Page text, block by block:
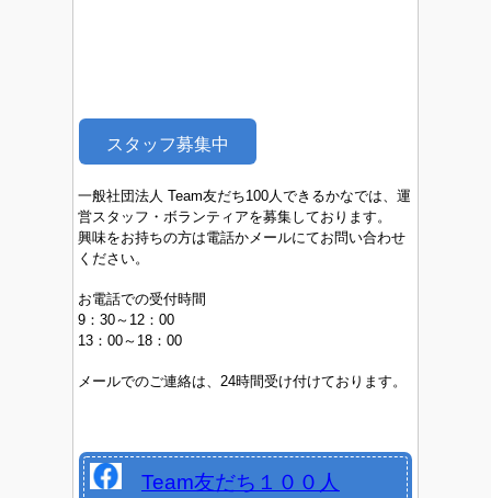
スタッフ募集中
一般社団法人 Team友だち100人できるかなでは、運
営スタッフ・ボランティアを募集しております。
興味をお持ちの方は電話かメールにてお問い合わせ
ください。
お電話での受付時間
9：30～12：00
13：00～18：00
メールでのご連絡は、24時間受け付けております。
Team友だち１００人